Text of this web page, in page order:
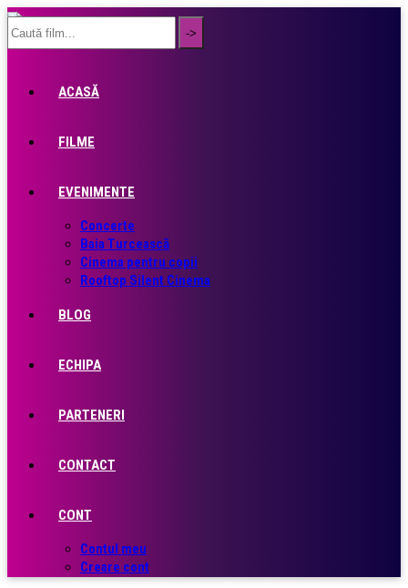
ACASĂ
FILME
EVENIMENTE
Concerte
Baia Turcească
Cinema pentru copii
Rooftop Silent Cinema
BLOG
ECHIPA
PARTENERI
CONTACT
CONT
Contul meu
Creare cont